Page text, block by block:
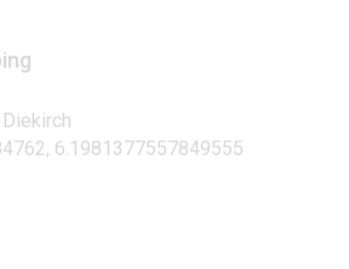
6.1981377557849555